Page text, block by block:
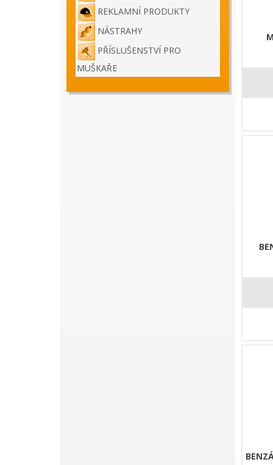
REKLAMNÍ PRODUKTY
NÁSTRAHY
PŘÍSLUŠENSTVÍ PRO
MUŠKAŘE